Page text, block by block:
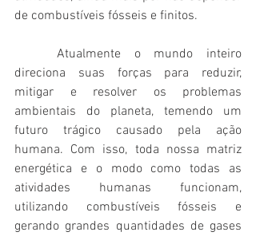
de combustíveis fósseis e finitos.
direciona suas forças para reduzir,
mitigar e resolver os problemas
ambientais do planeta, temendo um
futuro trágico causado pela ação
humana. Com isso, toda nossa matriz
energética e o modo como todas as
atividades humanas funcionam,
utilizando combustíveis fósseis e
gerando grandes quantidades de gases